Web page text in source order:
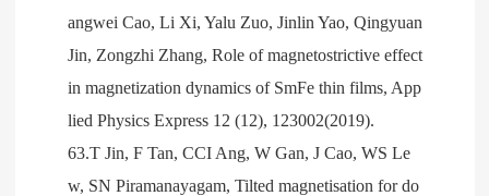
angwei Cao, Li Xi, Yalu Zuo, Jinlin Yao, Qingyuan
Jin, Zongzhi Zhang, Role of magnetostrictive effect
in magnetization dynamics of SmFe thin films, App
lied Physics Express 12 (12), 123002(2019).
63.T Jin, F Tan, CCI Ang, W Gan, J Cao, WS Le
w, SN Piramanayagam, Tilted magnetisation for do